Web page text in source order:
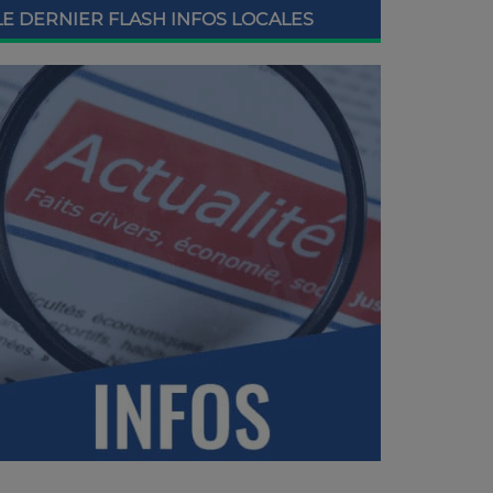
DERNIER FLASH INFOS LOCALES